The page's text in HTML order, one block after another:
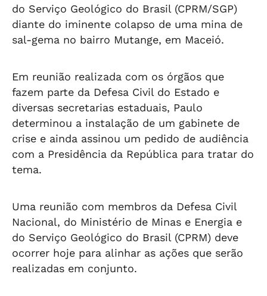
do Serviço Geológico do Brasil (CPRM/SGP)
diante do iminente colapso de uma mina de
sal-gema no bairro Mutange, em Maceió.
Em reunião realizada com os órgãos que
fazem parte da Defesa Civil do Estado e
diversas secretarias estaduais, Paulo
determinou a instalação de um gabinete de
crise e ainda assinou um pedido de audiência
com a Presidência da República para tratar do
tema.
Uma reunião com membros da Defesa Civil
Nacional, do Ministério de Minas e Energia e
do Serviço Geológico do Brasil (CPRM) deve
ocorrer hoje para alinhar as ações que serão
realizadas em conjunto.